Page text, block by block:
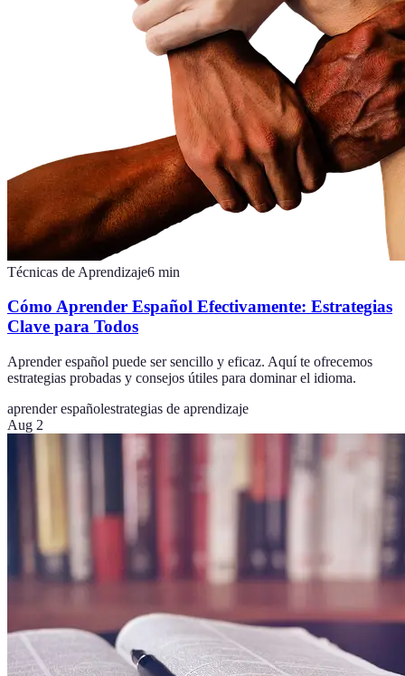
Técnicas de Aprendizaje6 min
Cómo Aprender Español Efectivamente: Estrategias
Clave para Todos
Aprender español puede ser sencillo y eficaz. Aquí te ofrecemos
estrategias probadas y consejos útiles para dominar el idioma.
aprender españolestrategias de aprendizaje
Aug 2